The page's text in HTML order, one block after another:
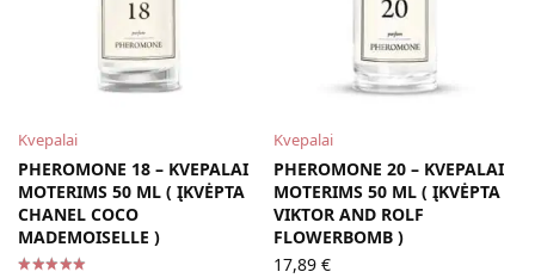
Kvepalai
PHEROMONE 18 – KVEPALAI
MOTERIMS 50 ML ( ĮKVĖPTA
CHANEL COCO
MADEMOISELLE )
Kvepalai
PHEROMONE 20 – KVEPALAI
MOTERIMS 50 ML ( ĮKVĖPTA
VIKTOR AND ROLF
FLOWERBOMB )
17,89 €